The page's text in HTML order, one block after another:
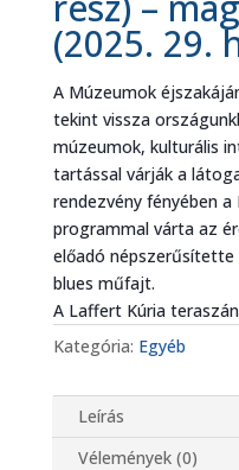
(2025. 29.
A Múzeumok
tekint vissza
múzeumok, kulturális
tartással várják a
rendezvény fényében
programmal várta az
előadó
blues műfajt.
A Laffert Kúria
Kategória: Egyéb
Leírás
Vélemények (0)